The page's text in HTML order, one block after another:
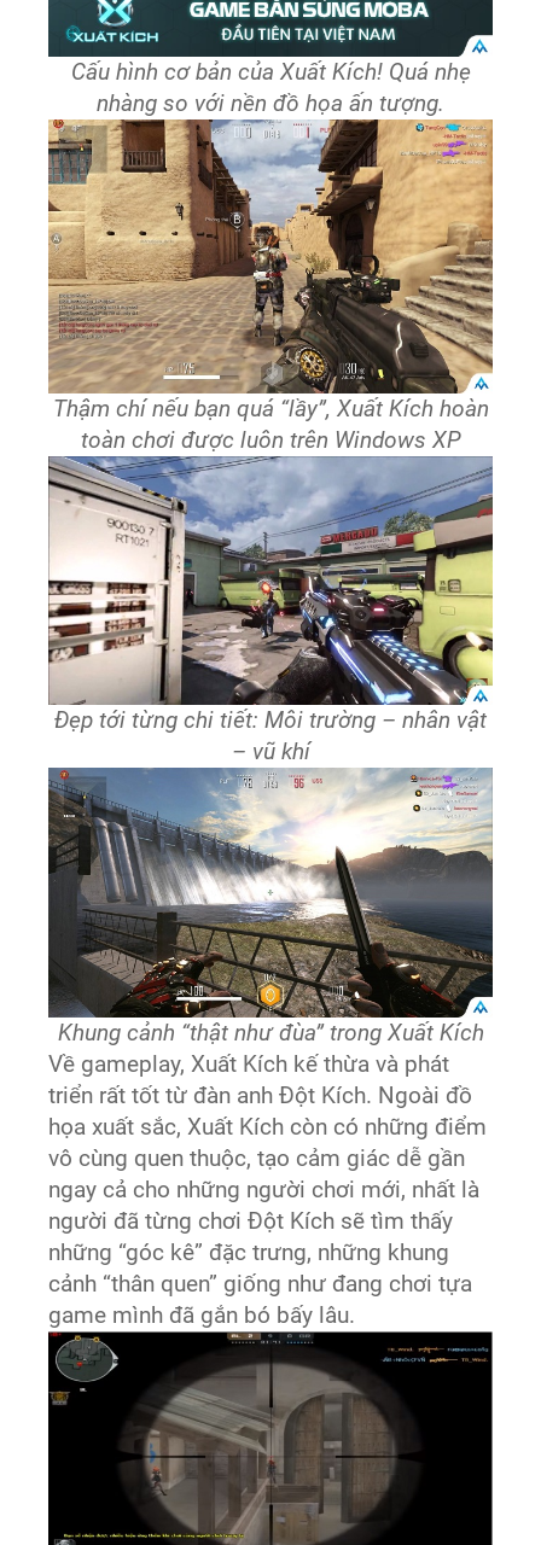
Cấu hình cơ bản của Xuất Kích! Quá nhẹ
nhàng so với nền đồ họa ấn tượng.
Thậm chí nếu bạn quá “lầy”, Xuất Kích hoàn
toàn chơi được luôn trên Windows XP
Đẹp tới từng chi tiết: Môi trường – nhân vật
– vũ khí
Khung cảnh “thật như đùa” trong Xuất Kích
Về gameplay, Xuất Kích kế thừa và phát
triển rất tốt từ đàn anh Đột Kích. Ngoài đồ
họa xuất sắc, Xuất Kích còn có những điểm
vô cùng quen thuộc, tạo cảm giác dễ gần
ngay cả cho những người chơi mới, nhất là
người đã từng chơi Đột Kích sẽ tìm thấy
những “góc kê” đặc trưng, những khung
cảnh “thân quen” giống như đang chơi tựa
game mình đã gắn bó bấy lâu.